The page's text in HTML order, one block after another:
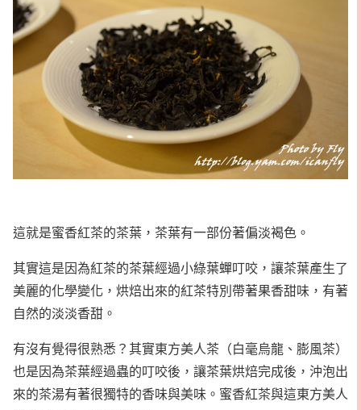
這就是蜜香紅茶的茶葉，茶葉有一部份著偏淡褐色。
其實這是因為紅茶的茶葉經過小綠葉蟬叮咬，讓茶葉產生了
美麗的化學變化，烘焙出來的紅茶特別帶著果香甜味，有著
自然的淡淡香甜。
有沒有覺得很熟悉？其實東方美人茶（白毫烏龍、膨風茶）
也是因為茶葉經過蟲的叮咬後，讓茶葉烘焙完成後，沖泡出
來的茶湯有著很獨特的香味與美味。蜜香紅茶與這東方美人